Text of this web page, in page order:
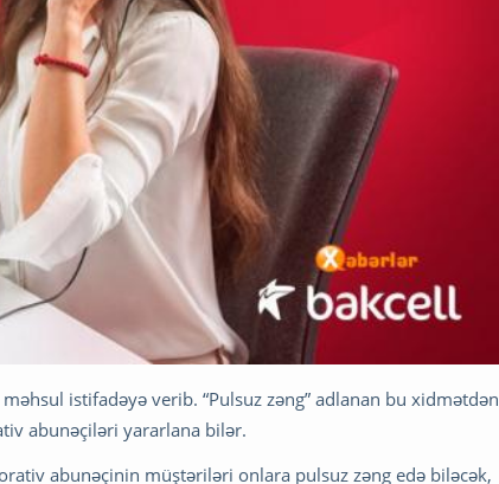
istifadəyə verib. “Pulsuz zəng” adlanan bu xidmətdən
abunəçiləri yararlana bilər.
abunəçinin müştəriləri onlara pulsuz zəng edə biləcək,